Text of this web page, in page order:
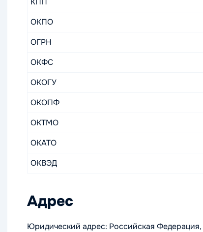
ОКПО
ОГРН
ОКФС
ОКОГУ
ОКОПФ
ОКТМО
ОКАТО
ОКВЭД
Адрес
Юридический адрес: Российская